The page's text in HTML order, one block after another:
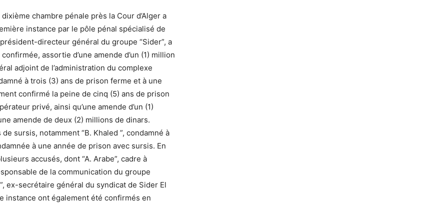
chambre pénale près la Cour d’Alger a
instance par le pôle pénal spécialisé de
directeur général du groupe “Sider”, a
assortie d’une amende d’un (1) million
adjoint de l’administration du complexe
à trois (3) ans de prison ferme et à une
confirmé la peine de cinq (5) ans de prison
privé, ainsi qu’une amende d’un (1)
amende de deux (2) millions de dinars.
sursis, notamment “B. Khaled ”, condamné à
à une année de prison avec sursis. En
accusés, dont “A. Arabe”, cadre à
de la communication du groupe
ex-secrétaire général du syndicat de Sider El
instance ont également été confirmés en